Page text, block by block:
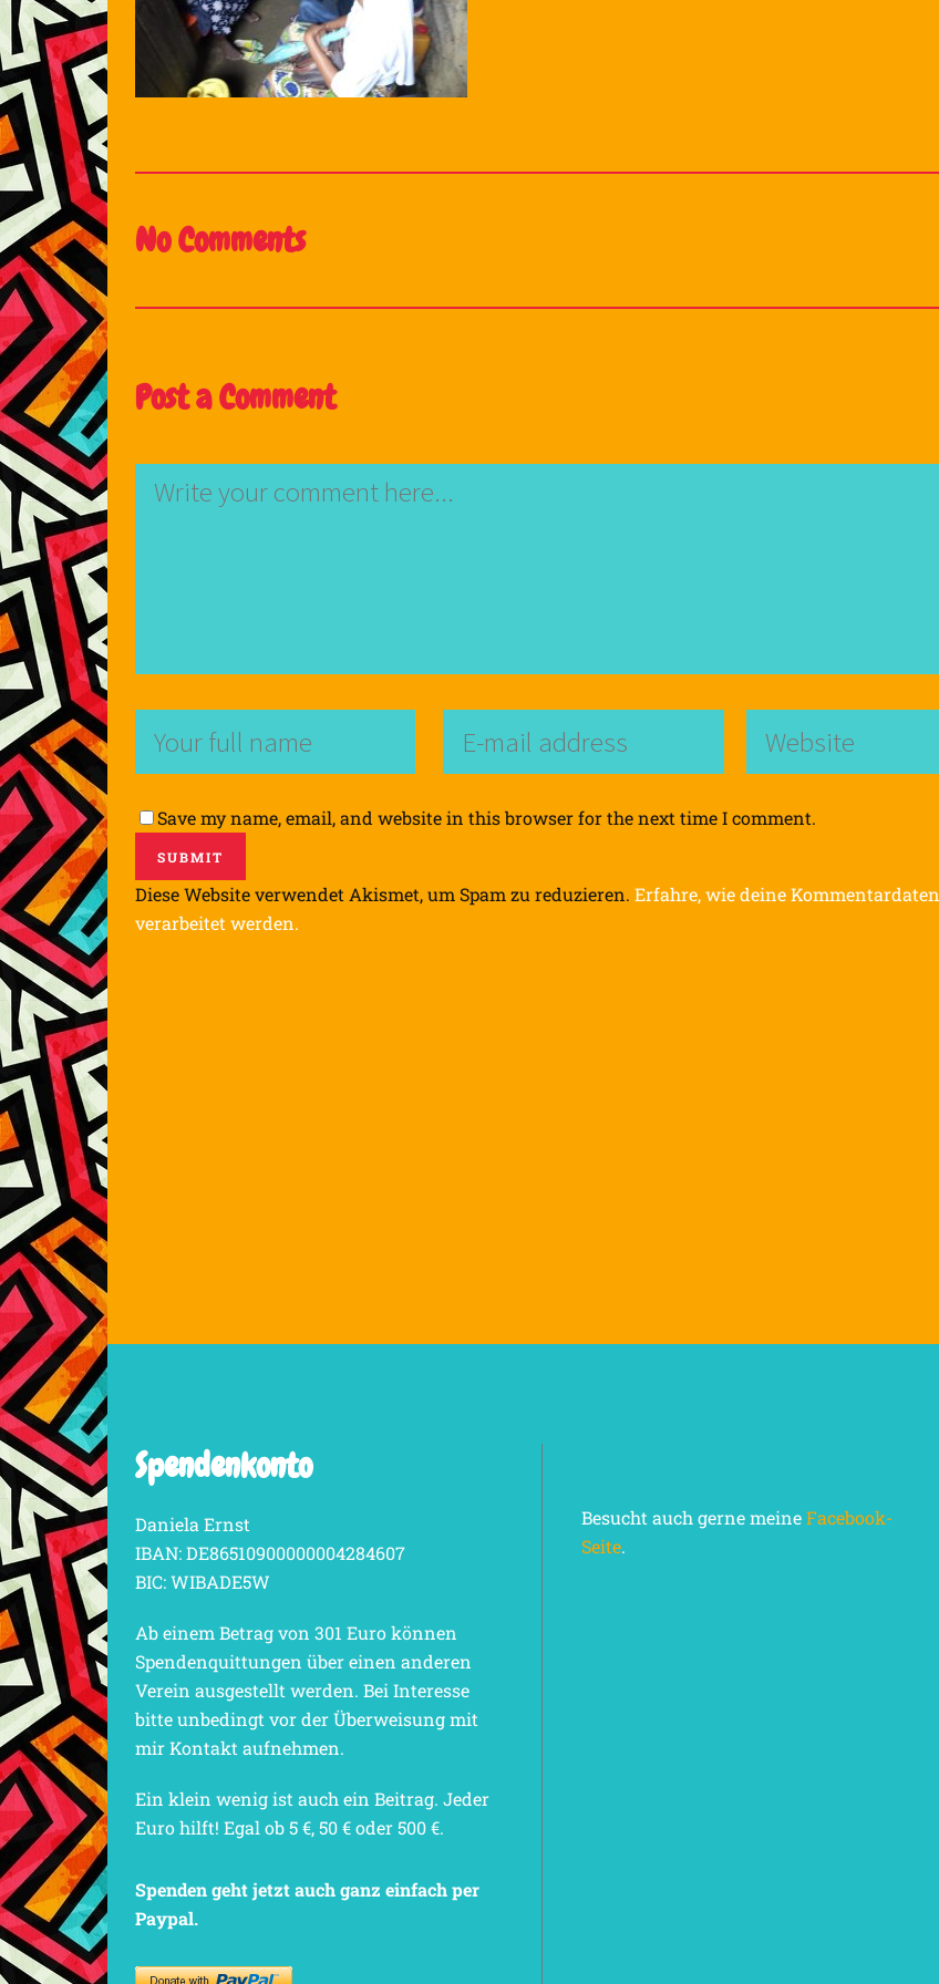
No Comments
Post a Comment
Save my name, email, and website in this browser for the next time I comment.
Diese Website verwendet Akismet, um Spam zu reduzieren. Erfahre, wie deine Kommentardaten
verarbeitet werden.
Spendenkonto
Daniela Ernst
IBAN: DE86510900000004284607
BIC: WIBADE5W
Ab einem Betrag von 301 Euro können
Spendenquittungen über einen anderen
Verein ausgestellt werden. Bei Interesse
bitte unbedingt vor der Überweisung mit
mir Kontakt aufnehmen.
Ein klein wenig ist auch ein Beitrag. Jeder
Euro hilft! Egal ob 5 €, 50 € oder 500 €.
Spenden geht jetzt auch ganz einfach per
Paypal.
Besucht auch gerne meineFacebook-
Seite.